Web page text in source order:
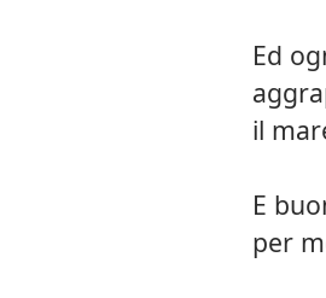
Ed
il
E
per